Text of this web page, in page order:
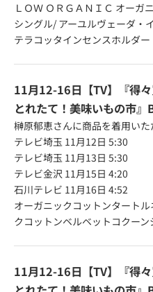
ＬＯＷ ＯＲＧＡＮＩＣ オーガ
シングル/ アーユルヴェーダ・
テラコッタインセンスホルダ
11月12-16日【TV】『得
とれたて！美味いもの市』
榊原郁恵さんに商品を着用いた
テレビ埼玉 11月12日 5:30
テレビ埼玉 11月13日 5:30
テレビ金沢 11月15日 4:20
石川テレビ 11月16日 4:52
オーガニックコットンタート
クコットンベルベットコクー
11月12-16日【TV】『得